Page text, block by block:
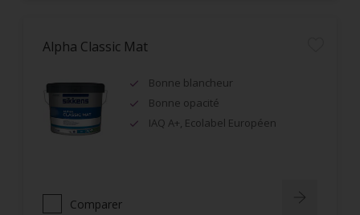
Alpha Classic Mat
Bonne blancheur
Bonne opacité
IAQ A+, Ecolabel Européen
Comparer